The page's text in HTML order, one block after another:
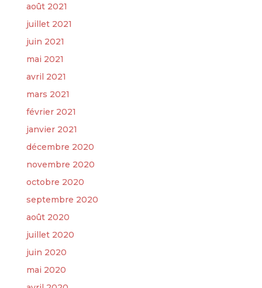
août 2021
juillet 2021
juin 2021
mai 2021
avril 2021
mars 2021
février 2021
janvier 2021
décembre 2020
novembre 2020
octobre 2020
septembre 2020
août 2020
juillet 2020
juin 2020
mai 2020